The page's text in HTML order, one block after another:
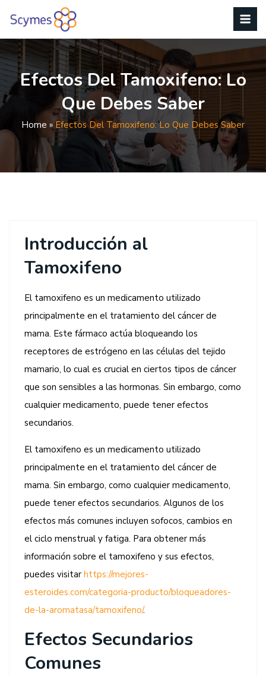
Efectos Del Tamoxifeno: Lo
Que Debes Saber
Home » Efectos Del Tamoxifeno: Lo Que Debes Saber
Introducción al
Tamoxifeno
El tamoxifeno es un medicamento utilizado
principalmente en el tratamiento del cáncer de
mama. Este fármaco actúa bloqueando los
receptores de estrógeno en las células del tejido
mamario, lo cual es crucial en ciertos tipos de cáncer
que son sensibles a las hormonas. Sin embargo, como
cualquier medicamento, puede tener efectos
secundarios.
El tamoxifeno es un medicamento utilizado
principalmente en el tratamiento del cáncer de
mama. Sin embargo, como cualquier medicamento,
puede tener efectos secundarios. Algunos de los
efectos más comunes incluyen sofocos, cambios en
el ciclo menstrual y fatiga. Para obtener más
información sobre el tamoxifeno y sus efectos,
puedes visitar https://mejores-
esteroides.com/categoria-producto/bloqueadores-
de-la-aromatasa/tamoxifeno/.
Efectos Secundarios
Comunes